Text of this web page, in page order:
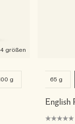
4 größen
g 65 g
English